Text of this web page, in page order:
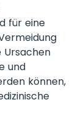
für eine
Ursachen
und
können,